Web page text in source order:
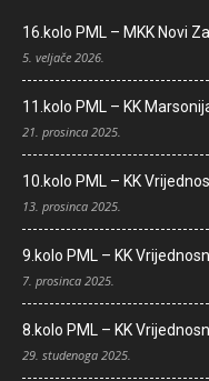
16.kolo PML – MKK Novi
5. veljače 2026.
11.kolo PML – KK
21. prosinca 2025.
10.kolo PML – KK
13. prosinca 2025.
9.kolo PML – KK
7. prosinca 2025.
8.kolo PML – KK
29. studenoga 2025.